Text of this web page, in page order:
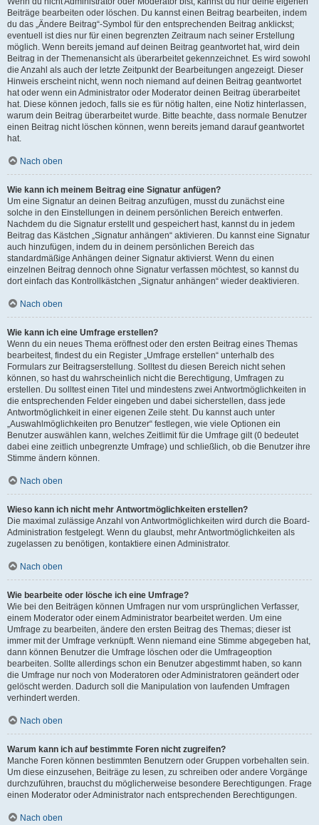
Beiträge bearbeiten oder löschen. Du kannst einen Beitrag bearbeiten, indem
du das „Ändere Beitrag“-Symbol für den entsprechenden Beitrag anklickst;
eventuell ist dies nur für einen begrenzten Zeitraum nach seiner Erstellung
möglich. Wenn bereits jemand auf deinen Beitrag geantwortet hat, wird dein
Beitrag in der Themenansicht als überarbeitet gekennzeichnet. Es wird sowohl
die Anzahl als auch der letzte Zeitpunkt der Bearbeitungen angezeigt. Dieser
Hinweis erscheint nicht, wenn noch niemand auf deinen Beitrag geantwortet
hat oder wenn ein Administrator oder Moderator deinen Beitrag überarbeitet
hat. Diese können jedoch, falls sie es für nötig halten, eine Notiz hinterlassen,
warum dein Beitrag überarbeitet wurde. Bitte beachte, dass normale Benutzer
einen Beitrag nicht löschen können, wenn bereits jemand darauf geantwortet
hat.
Nach oben
Wie kann ich meinem Beitrag eine Signatur anfügen?
Um eine Signatur an deinen Beitrag anzufügen, musst du zunächst eine
solche in den Einstellungen in deinem persönlichen Bereich entwerfen.
Nachdem du die Signatur erstellt und gespeichert hast, kannst du in jedem
Beitrag das Kästchen „Signatur anhängen“ aktivieren. Du kannst eine Signatur
auch hinzufügen, indem du in deinem persönlichen Bereich das
standardmäßige Anhängen deiner Signatur aktivierst. Wenn du einen
einzelnen Beitrag dennoch ohne Signatur verfassen möchtest, so kannst du
dort einfach das Kontrollkästchen „Signatur anhängen“ wieder deaktivieren.
Nach oben
Wie kann ich eine Umfrage erstellen?
Wenn du ein neues Thema eröffnest oder den ersten Beitrag eines Themas
bearbeitest, findest du ein Register „Umfrage erstellen“ unterhalb des
Formulars zur Beitragserstellung. Solltest du diesen Bereich nicht sehen
können, so hast du wahrscheinlich nicht die Berechtigung, Umfragen zu
erstellen. Du solltest einen Titel und mindestens zwei Antwortmöglichkeiten in
die entsprechenden Felder eingeben und dabei sicherstellen, dass jede
Antwortmöglichkeit in einer eigenen Zeile steht. Du kannst auch unter
„Auswahlmöglichkeiten pro Benutzer“ festlegen, wie viele Optionen ein
Benutzer auswählen kann, welches Zeitlimit für die Umfrage gilt (0 bedeutet
dabei eine zeitlich unbegrenzte Umfrage) und schließlich, ob die Benutzer ihre
Stimme ändern können.
Nach oben
Wieso kann ich nicht mehr Antwortmöglichkeiten erstellen?
Die maximal zulässige Anzahl von Antwortmöglichkeiten wird durch die Board-
Administration festgelegt. Wenn du glaubst, mehr Antwortmöglichkeiten als
zugelassen zu benötigen, kontaktiere einen Administrator.
Nach oben
Wie bearbeite oder lösche ich eine Umfrage?
Wie bei den Beiträgen können Umfragen nur vom ursprünglichen Verfasser,
einem Moderator oder einem Administrator bearbeitet werden. Um eine
Umfrage zu bearbeiten, ändere den ersten Beitrag des Themas; dieser ist
immer mit der Umfrage verknüpft. Wenn niemand eine Stimme abgegeben hat,
dann können Benutzer die Umfrage löschen oder die Umfrageoption
bearbeiten. Sollte allerdings schon ein Benutzer abgestimmt haben, so kann
die Umfrage nur noch von Moderatoren oder Administratoren geändert oder
gelöscht werden. Dadurch soll die Manipulation von laufenden Umfragen
verhindert werden.
Nach oben
Warum kann ich auf bestimmte Foren nicht zugreifen?
Manche Foren können bestimmten Benutzern oder Gruppen vorbehalten sein.
Um diese einzusehen, Beiträge zu lesen, zu schreiben oder andere Vorgänge
durchzuführen, brauchst du möglicherweise besondere Berechtigungen. Frage
einen Moderator oder Administrator nach entsprechenden Berechtigungen.
Nach oben